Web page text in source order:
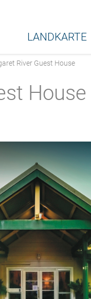
LANDKARTE
River Guest House
House